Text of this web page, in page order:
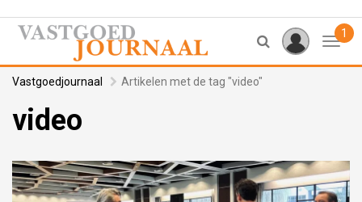
1
Vastgoedjournaal Artikelen met de tag "video"
video